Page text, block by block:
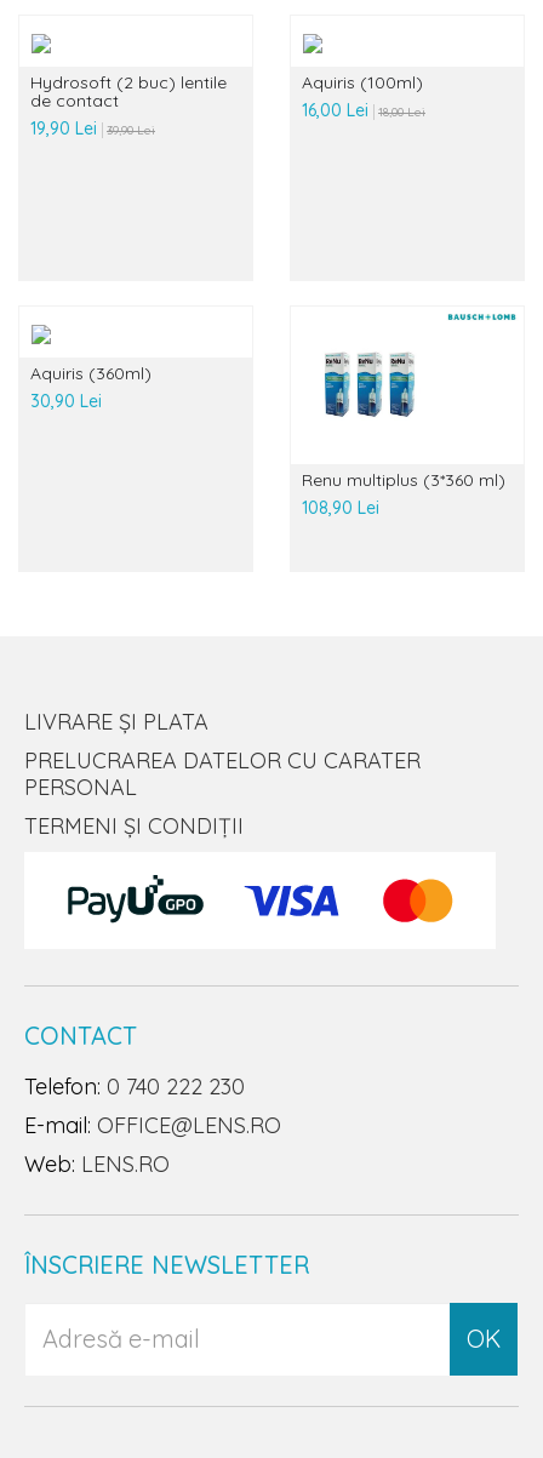
Hydrosoft (2 buc) lentile
de contact
19,90 Lei
39,90 Lei
Aquiris (100ml)
16,00 Lei
18,00 Lei
Aquiris (360ml)
30,90 Lei
Renu multiplus (3*360 ml)
108,90 Lei
LIVRARE ȘI PLATA
PRELUCRAREA DATELOR CU CARATER
PERSONAL
TERMENI ȘI CONDIȚII
CONTACT
Telefon: 0 740 222 230
E-mail: OFFICE@LENS.RO
Web: LENS.RO
ÎNSCRIERE NEWSLETTER
OK